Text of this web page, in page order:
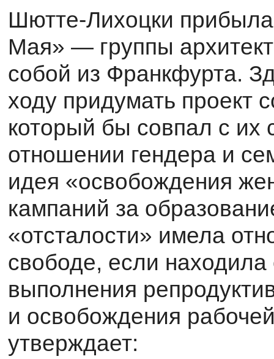
Шютте-Лихоцки
Мая» — группы
собой из Франкфурта.
ходу придумать проект
который бы совпал с их
отношении гендера и
идея «освобождения
кампаний за
«отсталости» имела
свободе, если
выполнения
и освобождения
утверждает: